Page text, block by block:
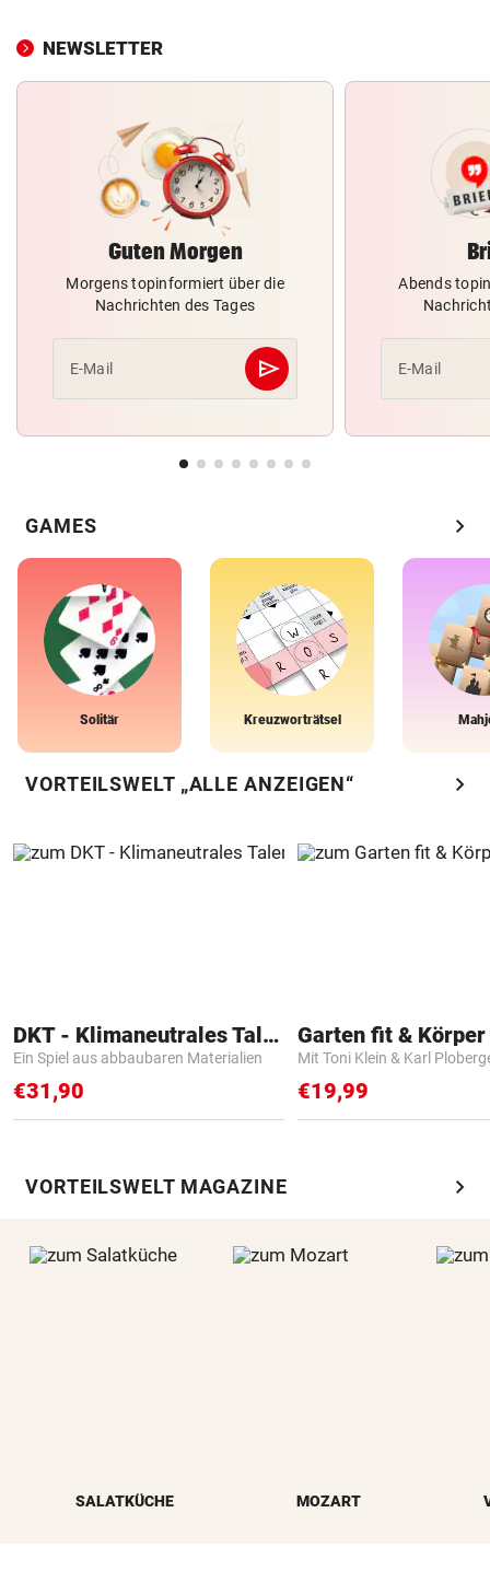
NEWSLETTER
Guten Morgen
Morgens topinformiert über die
Nachrichten des Tages
E-Mail send
Abschicken
Abends
E-Mail
GAMES chevron_right
Solitär Kreuzworträtsel
VORTEILSWELT „ALLE ANZEIGEN“ chevron_right
DKT - Klimaneutrales Talent
Ein Spiel aus abbaubaren Materialien
€31,90
Garten fit &
Mit Toni Klein & Karl
€19,99
VORTEILSWELT MAGAZINE chevron_right
SALATKÜCHE MOZART